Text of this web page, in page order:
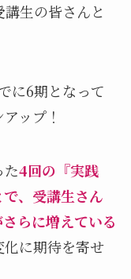
生の皆さんと
に6期となって
ップ！
4回の『実践
、受講生さん
らに増えている
に期待を寄せ